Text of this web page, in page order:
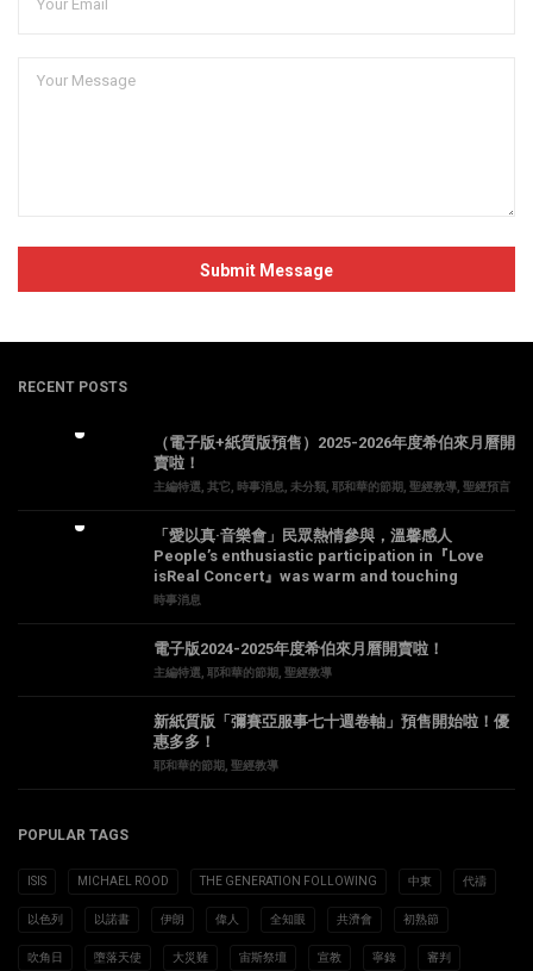
RECENT POSTS
（電子版+紙質版預售）2025-2026年度希伯來月曆開
賣啦！
主編特選 其它 時事消息 未分類 耶和華的節期 聖經教導 聖經預言
「愛以真·音樂會」民眾熱情參與，溫馨感人
People’s enthusiastic participation in『Love
isReal Concert』was warm and touching
時事消息
電子版2024-2025年度希伯來月曆開賣啦！
主編特選 耶和華的節期 聖經教導
新紙質版「彌賽亞服事七十週卷軸」預售開始啦！優
惠多多！
耶和華的節期 聖經教導
POPULAR TAGS
ISIS MICHAEL ROOD THE GENERATION FOLLOWING 中東 代禱
以色列 以諾書 伊朗 偉人 全知眼 共濟會 初熟節
吹角日 墮落天使 大災難 宙斯祭壇 宣教 寧錄 審判